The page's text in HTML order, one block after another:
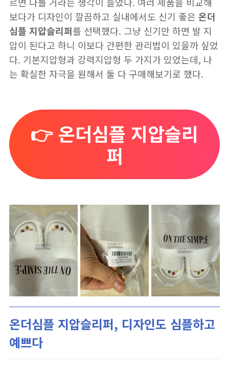
보다가 디자인이 깔끔하고 실내에서도 신기 좋은 온더
심플 지압슬리퍼를 선택했다. 그냥 신기만 하면 발 지
압이 된다고 하니 이보다 간편한 관리법이 있을까 싶었
다. 기본지압형과 강력지압형 두 가지가 있었는데, 나
는 확실한 자극을 원해서 둘 다 구매해보기로 했다.
👉 온더심플 지압슬리
퍼
온더심플 지압슬리퍼, 디자인도 심플하고
예쁘다